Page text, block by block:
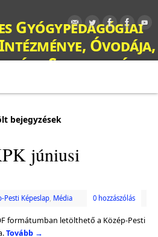
Gyógypedagógiai
Óvodája,
Szakiskolája,
Iskolája, Fejlesztő
Végző Iskolája,
bejegyzések
júniusi
Pesti Képeslap, Média 0 hozzászólás
formátumban letölthető a Közép-Pesti
Tovább →